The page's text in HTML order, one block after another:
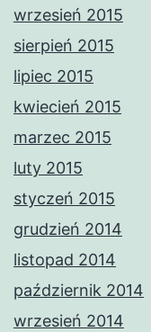
wrzesień 2015
sierpień 2015
lipiec 2015
kwiecień 2015
marzec 2015
luty 2015
styczeń 2015
grudzień 2014
listopad 2014
październik 2014
wrzesień 2014